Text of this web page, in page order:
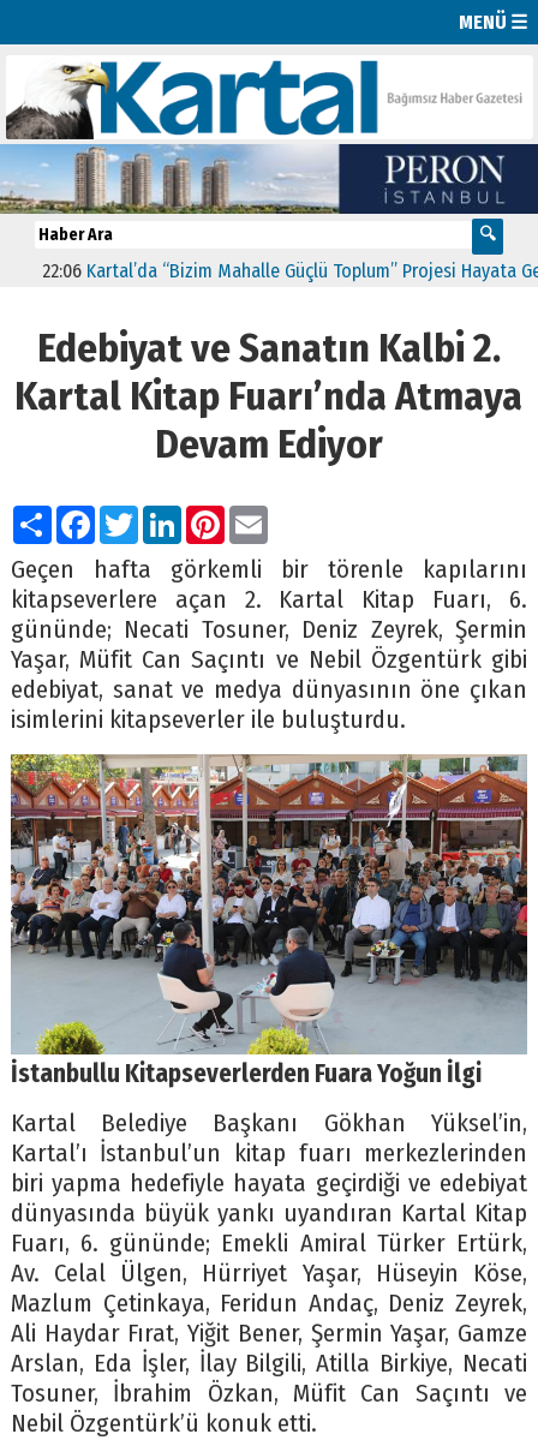
MENÜ ☰
Kartal’da “Bizim Mahalle Güçlü Toplum” Projesi Hayata Geçti
Edebiyat ve Sanatın Kalbi 2.
Kartal Kitap Fuarı’nda Atmaya
Devam Ediyor
PaylaşFacebook
TwitterLinkedIn
Pinterest
Email
Geçen hafta görkemli bir törenle kapılarını
kitapseverlere açan 2. Kartal Kitap Fuarı, 6.
gününde; Necati Tosuner, Deniz Zeyrek, Şermin
Yaşar, Müfit Can Saçıntı ve Nebil Özgentürk gibi
edebiyat, sanat ve medya dünyasının öne çıkan
isimlerini kitapseverler ile buluşturdu.
İstanbullu Kitapseverlerden Fuara Yoğun İlgi
Kartal Belediye Başkanı Gökhan Yüksel’in,
Kartal’ı İstanbul’un kitap fuarı merkezlerinden
biri yapma hedefiyle hayata geçirdiği ve edebiyat
dünyasında büyük yankı uyandıran Kartal Kitap
Fuarı, 6. gününde; Emekli Amiral Türker Ertürk,
Av. Celal Ülgen, Hürriyet Yaşar, Hüseyin Köse,
Mazlum Çetinkaya, Feridun Andaç, Deniz Zeyrek,
Ali Haydar Fırat, Yiğit Bener, Şermin Yaşar, Gamze
Arslan, Eda İşler, İlay Bilgili, Atilla Birkiye, Necati
Tosuner, İbrahim Özkan, Müfit Can Saçıntı ve
Nebil Özgentürk’ü konuk etti.